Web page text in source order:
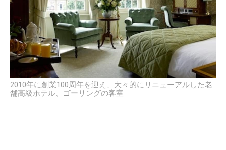
2010年に創業100周年を迎え、大々的にリニューアルした老
舗高級ホテル、ゴーリングの客室